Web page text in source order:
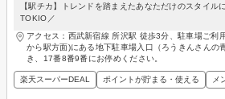
【駅チカ】トレンドを踏まえたあなただけのスタイル
TOKIO／
アクセス：西武新宿線 所沢駅 徒歩3分、駐車場ご利
から駅方面)にある地下駐車場入口（ろうきんさんの
き、17番8番9番にお停めください。
楽天スーパーDEAL ポイントが貯まる・使える メ